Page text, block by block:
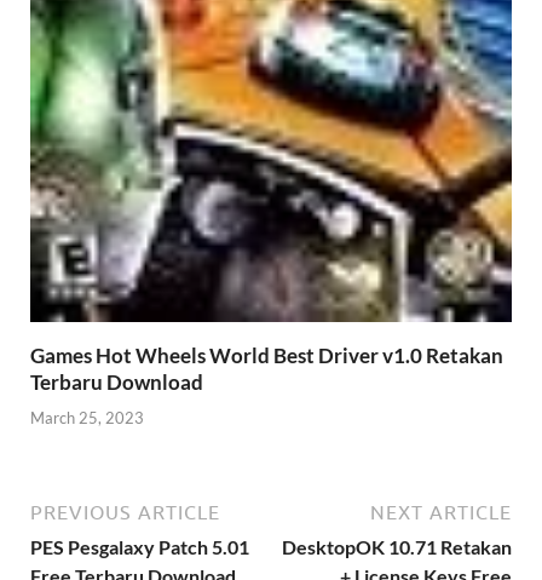
Games Hot Wheels World Best Driver v1.0 Retakan
Terbaru Download
March 25, 2023
PREVIOUS ARTICLE
PES Pesgalaxy Patch 5.01
Free Terbaru Download
NEXT ARTICLE
DesktopOK 10.71 Retakan
+ License Keys Free